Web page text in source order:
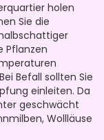
holen
Sie die
Pflanzen
Befall sollten Sie
einleiten. Da
geschwächt
Wollläuse